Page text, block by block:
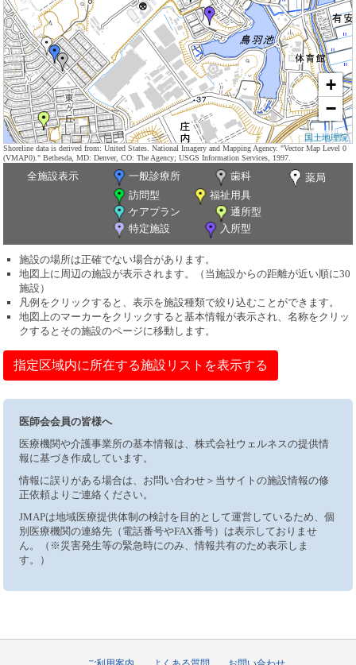
+
−
国土地理院
Shoreline data is derived from: United States. National Imagery and Mapping Agency. "Vector Map Level 0
(VMAP0)." Bethesda, MD: Denver, CO: The Agency; USGS Information Services, 1997.
全施設表示 一般診療所 歯科
薬局
訪問型
福祉用具
ケアプラン
通所型
特定施設
入所型
施設の場所は正確でない場合があります。
地図上に周辺の施設が表示されます。（当施設からの距離が近い順に30
施設）
凡例をクリックすると、表示を施設種類で絞り込むことができます。
地図上のマーカーをクリックすると基本情報が表示され、名称をクリッ
クするとその施設のページに移動します。
指定区域内に所在する施設リストを表示する
医師会会員の皆様へ
医療機関や介護事業所の基本情報は、株式会社ウェルネスの提供情
報に基づき作成しています。
情報に誤りがある場合は、お問い合わせ＞当サイトの施設情報の修
正依頼よりご連絡ください。
JMAPは地域医療提供体制の検討を目的として運営しているため、個
別医療機関の連絡先（電話番号やFAX番号）は表示しておりませ
ん。（※災害発生等の緊急時にのみ、情報共有のため表示しま
す。）